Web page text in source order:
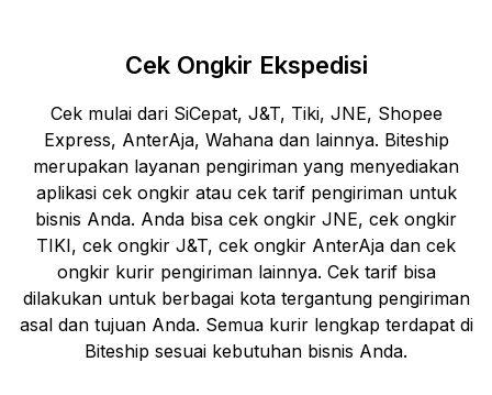
Cek Ongkir Ekspedisi
Cek mulai dari SiCepat, J&T, Tiki, JNE, Shopee
Express, AnterAja, Wahana dan lainnya. Biteship
merupakan layanan pengiriman yang menyediakan
aplikasi cek ongkir atau cek tarif pengiriman untuk
bisnis Anda. Anda bisa cek ongkir JNE, cek ongkir
TIKI, cek ongkir J&T, cek ongkir AnterAja dan cek
ongkir kurir pengiriman lainnya. Cek tarif bisa
dilakukan untuk berbagai kota tergantung pengiriman
asal dan tujuan Anda. Semua kurir lengkap terdapat di
Biteship sesuai kebutuhan bisnis Anda.